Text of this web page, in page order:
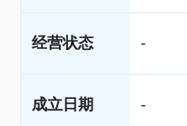
经营状态 -
成立日期 -